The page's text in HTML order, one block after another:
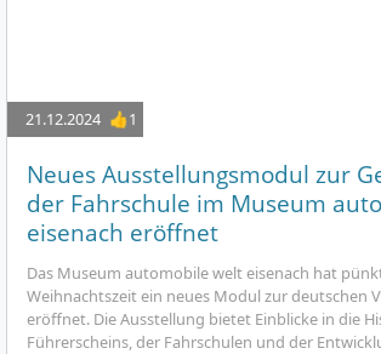
21.12.2024 👍1
Neues Ausstellungsmodul zur
der Fahrschule im Museum
eisenach eröffnet
Das Museum automobile welt eisenach hat
Weihnachtszeit ein neues Modul zur deutschen
eröffnet. Die Ausstellung bietet Einblicke in die
Führerscheins, der Fahrschulen und der